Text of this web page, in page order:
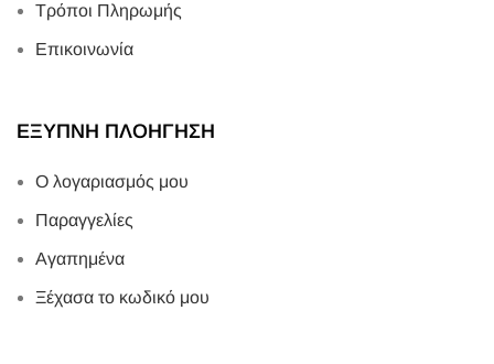
Τρόποι Πληρωμής
Επικοινωνία
ΕΞΥΠΝΗ ΠΛΟΗΓΗΣΗ
Ο λογαριασμός μου
Παραγγελίες
Αγαπημένα
Ξέχασα το κωδικό μου